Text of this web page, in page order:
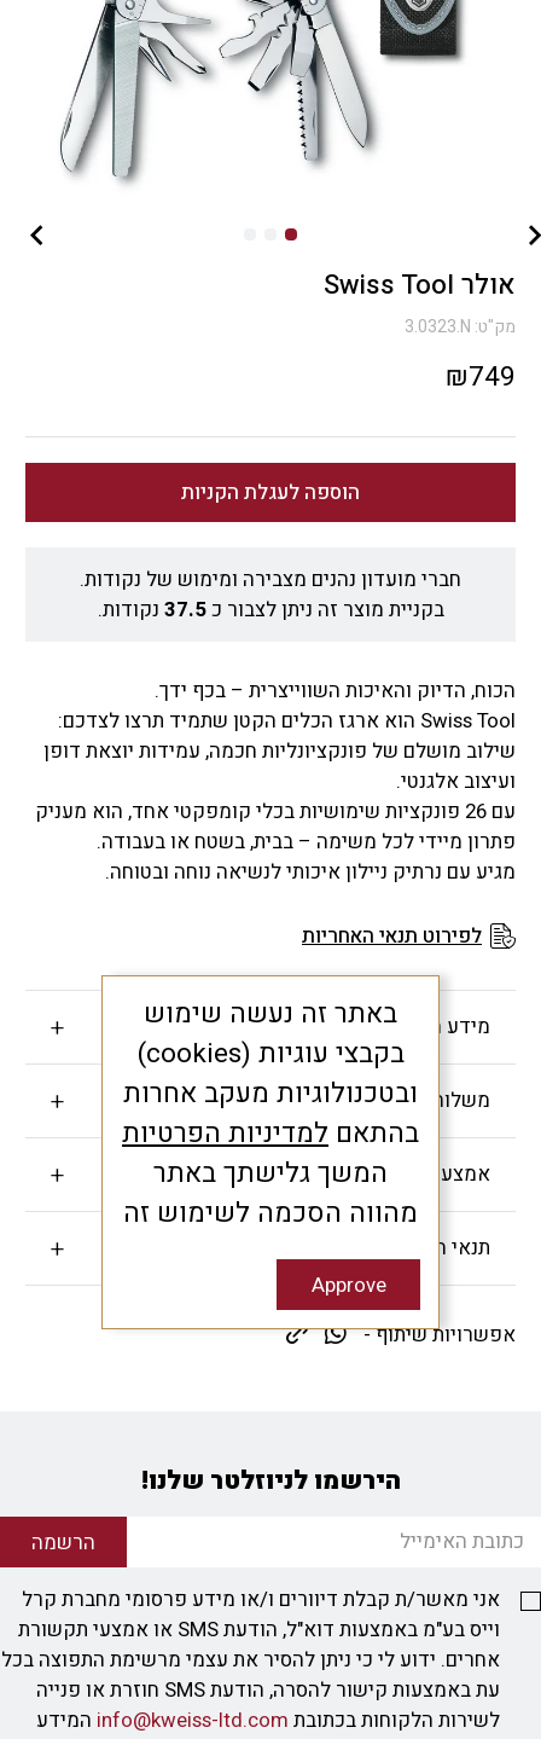
אולר Swiss Tool
מק"ט: 3.0323.N
₪749
הוספה לעגלת הקניות
חברי מועדון נהנים מצבירה ומימוש של נקודות.
בקניית מוצר זה ניתן לצבור כ37.5 נקודות.
הכוח, הדיוק והאיכות השווייצרית – בכף ידך.
Swiss Tool הוא ארגז הכלים הקטן שתמיד תרצו לצדכם:
שילוב מושלם של פונקציונליות חכמה, עמידות יוצאת דופן
ועיצוב אלגנטי.
עם 26 פונקציות שימושיות בכלי קומפקטי אחד, הוא מעניק
פתרון מיידי לכל משימה – בבית, בשטח או בעבודה.
מגיע עם נרתיק ניילון איכותי לנשיאה נוחה ובטוחה.
לפירוט תנאי האחריות
מידע חשוב
משלוחים והחזרות
אמצעי תשלום
תנאי האחריות
אפשרויות שיתוף -
הירשמו לניוזלטר שלנו!
הרשמה
אני מאשר/ת קבלת דיוורים ו/או מידע פרסומי מחברת קרל
וייס בע"מ באמצעות דוא"ל, הודעת SMS או אמצעי תקשורת
אחרים. ידוע לי כי ניתן להסיר את עצמי מרשימת התפוצה בכל
עת באמצעות קישור להסרה, הודעת SMS חוזרת או פנייה
לשירות הלקוחות בכתובת info@kweiss-ltd.com המידע
באתר זה נעשה שימוש
בקבצי עוגיות (cookies)
ובטכנולוגיות מעקב אחרות
בהתאם למדיניות הפרטיות
המשך גלישתך באתר
מהווה הסכמה לשימוש זה
Approve